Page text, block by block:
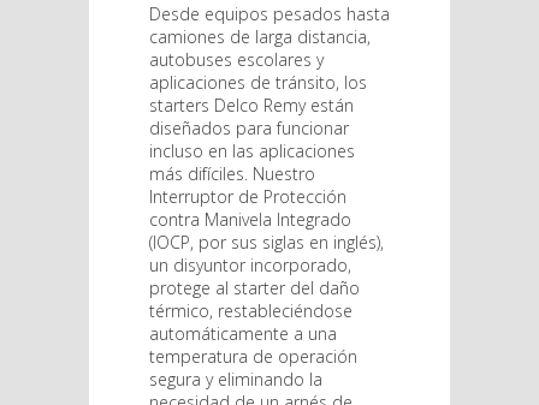
Desde equipos pesados hasta
camiones de larga distancia,
autobuses escolares y
aplicaciones de tránsito, los
starters Delco Remy están
diseñados para funcionar
incluso en las aplicaciones
más difíciles. Nuestro
Interruptor de Protección
contra Manivela Integrado
(IOCP, por sus siglas en inglés),
un disyuntor incorporado,
protege al starter del daño
térmico, restableciéndose
automáticamente a una
temperatura de operación
segura y eliminando la